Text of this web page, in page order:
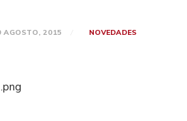
AGOSTO, 2015 NOVEDADES